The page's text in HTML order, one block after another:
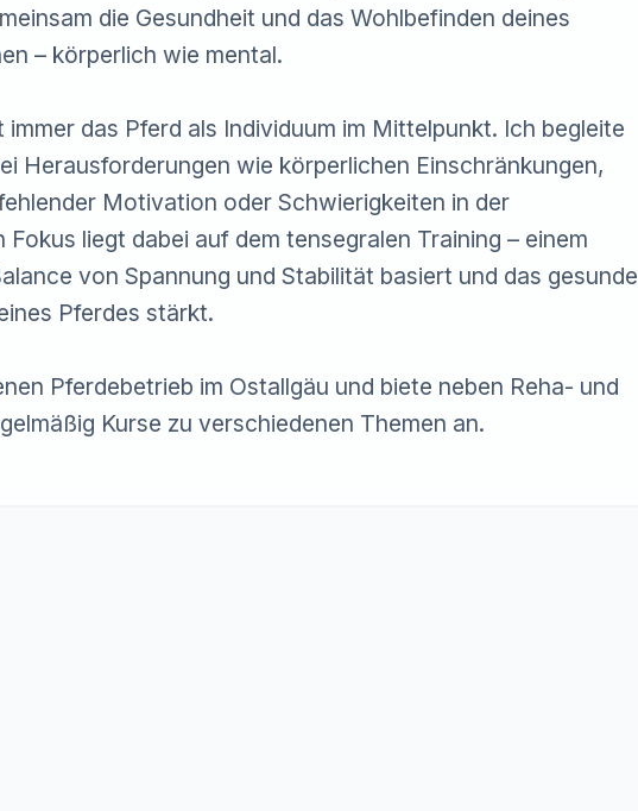
die Gesundheit und das Wohlbefinden deines
– körperlich wie mental.
immer das Pferd als Individuum im Mittelpunkt. Ich begleite
Herausforderungen wie körperlichen Einschränkungen,
Motivation oder Schwierigkeiten in der
Fokus liegt dabei auf dem tensegralen Training – einem
von Spannung und Stabilität basiert und das gesunde
Pferdes stärkt.
Pferdebetrieb im Ostallgäu und biete neben Reha- und
Kurse zu verschiedenen Themen an.